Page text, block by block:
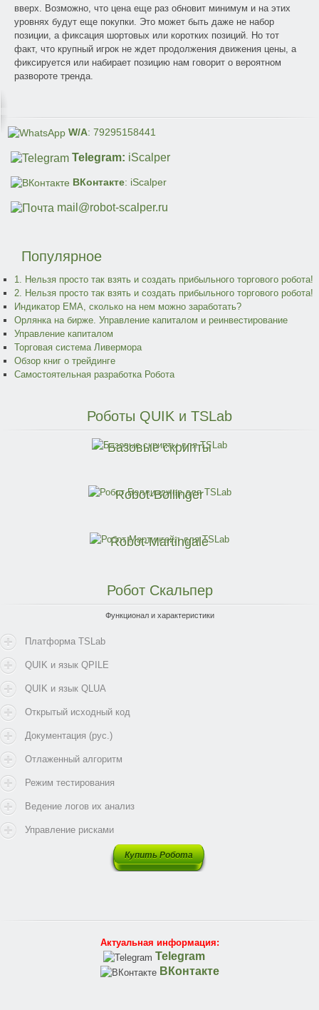
вверх. Возможно, что цена еще раз обновит минимум и на этих
уровнях будут еще покупки. Это может быть даже не набор
позиции, а фиксация шортовых или коротких позиций. Но тот
факт, что крупный игрок не ждет продолжения движения цены, а
фиксируется или набирает позицию нам говорит о вероятном
развороте тренда.
W/A: 79295158441
Telegram: iScalper
ВКонтакте: iScalper
mail@robot-scalper.ru
Популярное
1. Нельзя просто так взять и создать прибыльного торгового робота!
2. Нельзя просто так взять и создать прибыльного торгового робота!
Индикатор EMA, сколько на нем можно заработать?
Орлянка на бирже. Управление капиталом и реинвестирование
Управление капиталом
Торговая система Ливермора
Обзор книг о трейдинге
Самостоятельная разработка Робота
Роботы QUIK и TSLab
Базовые скрипты
Robot-Bollinger
Robot-Martingale
РоботСкальпер
Функционал и характеристики
Платформа TSLab
QUIK и язык QPILE
QUIK и язык QLUA
Открытый исходный код
Документация (рус.)
Отлаженный алгоритм
Режим тестирования
Ведение логов их анализ
Управление рисками
Купить Робота
Актуальная информация:
Telegram
ВКонтакте